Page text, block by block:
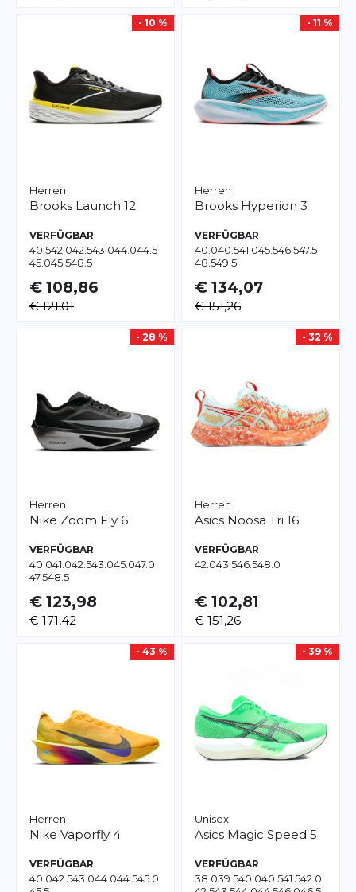
- 10 %
Herren
Brooks Launch 12
VERFÜGBAR
40.542.042.543.044.044.5
45.045.548.5
€ 108,86
€ 121,01
- 11 %
Herren
Brooks Hyperion 3
VERFÜGBAR
40.040.541.045.546.547.5
48.549.5
€ 134,07
€ 151,26
- 28 %
Herren
Nike Zoom Fly 6
VERFÜGBAR
40.041.042.543.045.047.0
47.548.5
€ 123,98
€ 171,42
- 32 %
Herren
Asics Noosa Tri 16
VERFÜGBAR
42.043.546.548.0
€ 102,81
€ 151,26
- 43 %
Herren
Nike Vaporfly 4
VERFÜGBAR
40.042.543.044.044.545.0
- 39 %
Unisex
Asics Magic Speed 5
VERFÜGBAR
38.039.540.040.541.542.0